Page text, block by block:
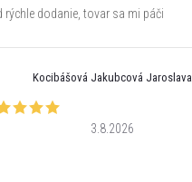
dodanie, tovar sa mi páči
Kocibášová Jakubcová Jaroslava
3.8.2026